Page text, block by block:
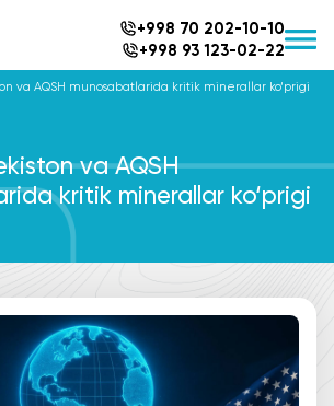
+998 70 202-10-10
+998 93 123-02-22
va AQSH munosabatlarida kritik minerallar ko‘prigi
va AQSH
kritik minerallar ko‘prigi